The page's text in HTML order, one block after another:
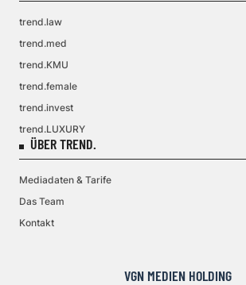
trend.law
trend.med
trend.KMU
trend.female
trend.invest
trend.LUXURY
ÜBER TREND.
Mediadaten & Tarife
Das Team
Kontakt
VGN MEDIEN HOLDING